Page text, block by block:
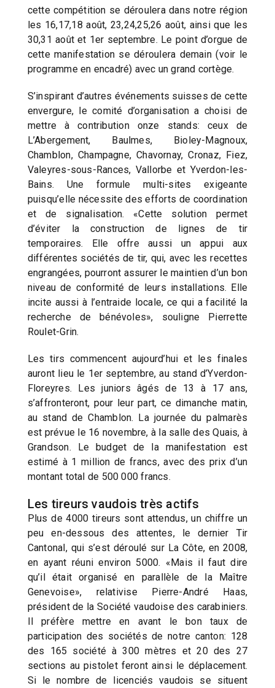
cette compétition se déroulera dans notre région
les 16,17,18 août, 23,24,25,26 août, ainsi que les
30,31 août et 1er septembre. Le point d’orgue de
cette manifestation se déroulera demain (voir le
programme en encadré) avec un grand cortège.
S’inspirant d’autres événements suisses de cette
envergure, le comité d’organisation a choisi de
mettre à contribution onze stands: ceux de
L’Abergement, Baulmes, Bioley-Magnoux,
Chamblon, Champagne, Chavornay, Cronaz, Fiez,
Valeyres-sous-Rances, Vallorbe et Yverdon-les-
Bains. Une formule multi-sites exigeante
puisqu’elle nécessite des efforts de coordination
et de signalisation. «Cette solution permet
d’éviter la construction de lignes de tir
temporaires. Elle offre aussi un appui aux
différentes sociétés de tir, qui, avec les recettes
engrangées, pourront assurer le maintien d’un bon
niveau de conformité de leurs installations. Elle
incite aussi à l’entraide locale, ce qui a facilité la
recherche de bénévoles», souligne Pierrette
Roulet-Grin.
Les tirs commencent aujourd’hui et les finales
auront lieu le 1er septembre, au stand d’Yverdon-
Floreyres. Les juniors âgés de 13 à 17 ans,
s’affronteront, pour leur part, ce dimanche matin,
au stand de Chamblon. La journée du palmarès
est prévue le 16 novembre, à la salle des Quais, à
Grandson. Le budget de la manifestation est
estimé à 1 million de francs, avec des prix d’un
montant total de 500 000 francs.
Les tireurs vaudois très actifs
Plus de 4000 tireurs sont attendus, un chiffre un
peu en-dessous des attentes, le dernier Tir
Cantonal, qui s’est déroulé sur La Côte, en 2008,
en ayant réuni environ 5000. «Mais il faut dire
qu’il était organisé en parallèle de la Maître
Genevoise», relativise Pierre-André Haas,
président de la Société vaudoise des carabiniers.
Il préfère mettre en avant le bon taux de
participation des sociétés de notre canton: 128
des 165 société à 300 mètres et 20 des 27
sections au pistolet feront ainsi le déplacement.
Si le nombre de licenciés vaudois se situent